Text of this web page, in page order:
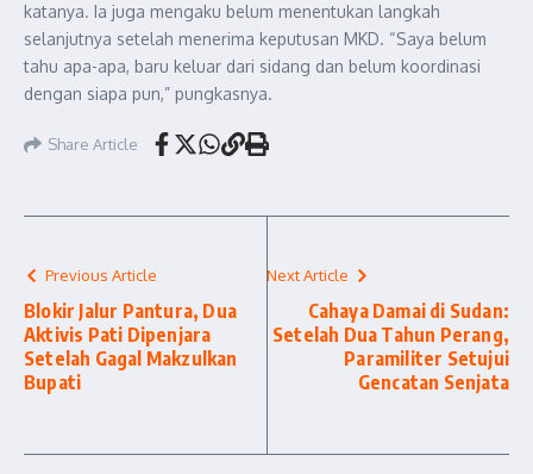
katanya. Ia juga mengaku belum menentukan langkah
selanjutnya setelah menerima keputusan MKD. “Saya belum
tahu apa-apa, baru keluar dari sidang dan belum koordinasi
dengan siapa pun,” pungkasnya.
Share Article
Previous Article
Blokir Jalur Pantura, Dua
Aktivis Pati Dipenjara
Setelah Gagal Makzulkan
Bupati
Next Article
Cahaya Damai di Sudan:
Setelah Dua Tahun Perang,
Paramiliter Setujui
Gencatan Senjata